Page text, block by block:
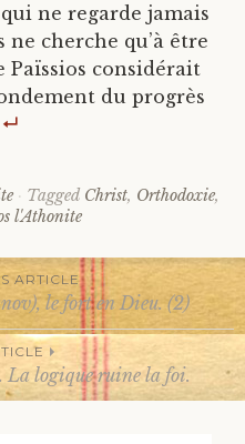
ne regarde jamais
cherche qu’à être
Païssios considérait
du progrès
Tagged Christ, Orthodoxie,
l'Athonite
ARTICLE
le fort en Dieu. (2)
La logique ruine la foi.